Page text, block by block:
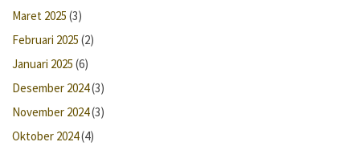
Maret 2025 (3)
Februari 2025 (2)
Januari 2025 (6)
Desember 2024(3)
November 2024(3)
Oktober 2024(4)